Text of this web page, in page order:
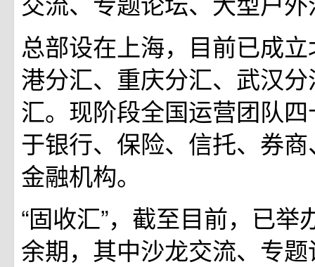
总部设在上海，目前已成
港分汇、重庆分汇、武汉
汇。现阶段全国运营团队
于银行、保险、信托、券
金融机构。
“固收汇”，截至目前，已举
余期，其中沙龙交流、专